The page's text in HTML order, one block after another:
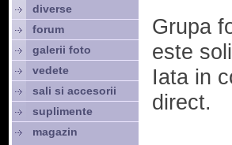
Grupa
este
Iata in
direct.
diverse
forum
galerii foto
vedete
sali si accesorii
suplimente
magazin